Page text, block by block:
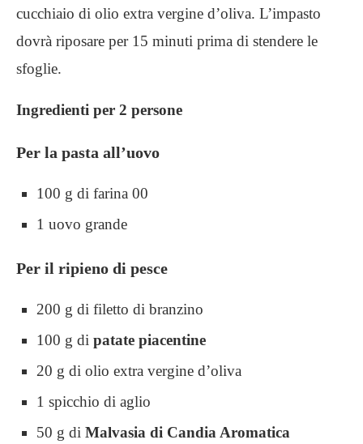
cucchiaio di olio extra vergine d’oliva. L’impasto
dovrà riposare per 15 minuti prima di stendere le
sfoglie.
Ingredienti per 2 persone
Per la pasta all’uovo
100 g di farina 00
1 uovo grande
Per il ripieno di pesce
200 g di filetto di branzino
100 g di patate piacentine
20 g di olio extra vergine d’oliva
1 spicchio di aglio
50 g di Malvasia di Candia Aromatica